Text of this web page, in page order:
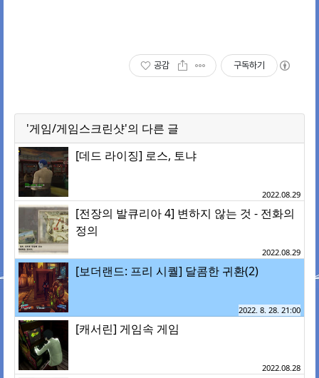
공감 구독하기
'게임/게임스크린샷'의 다른 글
[데드 라이징] 로스, 토냐
2022.08.29
[전장의 발큐리아 4] 변하지 않는 것 - 전화의
정의
2022.08.29
[보더랜드: 프리 시퀄] 달콤한 귀환(2)
2022. 8. 28. 21:00
[캐서린] 게임속 게임
2022.08.28